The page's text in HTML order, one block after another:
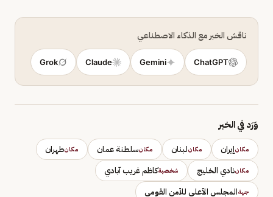
ناقش الخبر مع الذكاء الاصطناعي
ChatGPT
Gemini
Claude
Grok
وَرَد في الخبر
مكانإيران مكانلبنان مكانسلطنة عمان مكانطهران
مكاننادي الخليج شخصيةكاظم غريب آبادي
جهةالمجلس الأعلى للأمن القومي